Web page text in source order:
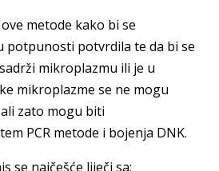
metode kako bi se
potpunosti potvrdila te da bi se
mikroplazmu ili je u
mikroplazme se ne mogu
zato mogu biti
PCR metode i bojenja DNK.
se najčešće liječi sa: